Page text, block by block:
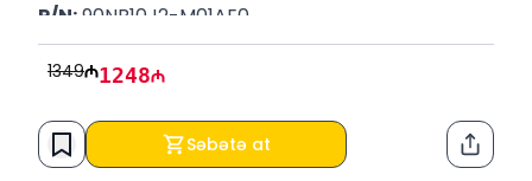
P/N: 90NB10J2-M01AE0
Zəmanət: 12 Ay
1349 1248
Səbətə at